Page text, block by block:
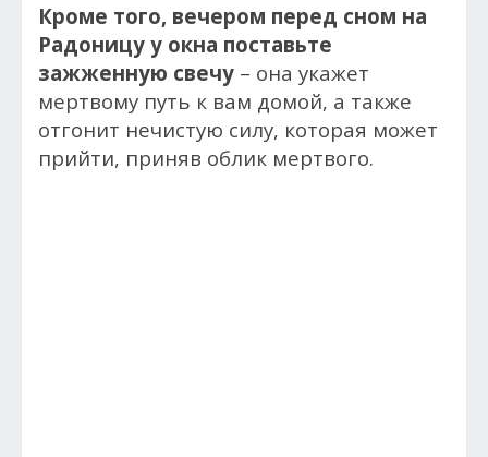
Кроме того, вечером перед сном на
Радоницу у окна поставьте
зажженную свечу – она укажет
мертвому путь к вам домой, а также
отгонит нечистую силу, которая может
прийти, приняв облик мертвого.